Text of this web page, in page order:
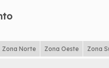
Zona Norte Zona Oeste Zona